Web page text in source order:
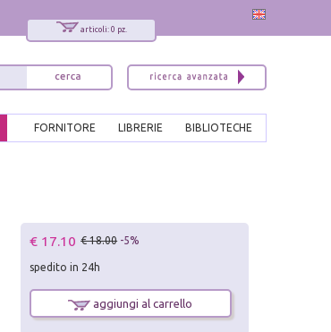
articoli: 0 pz.
BIBLIOTECHE
LIBRERIE
FORNITORE
€ 17.10 € 18.00 -5%
spedito in 24h
aggiungi al carrello